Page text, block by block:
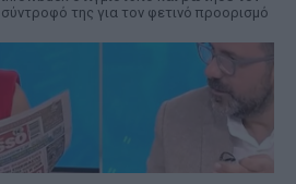
σύντροφό της για τον φετινό προορισμό